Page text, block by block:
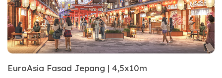
EuroAsia Fasad Jepang | 4,5x10m